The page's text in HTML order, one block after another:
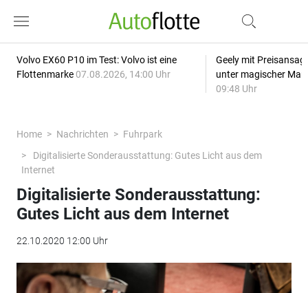
Volvo EX60 P10 im Test: Volvo ist eine
Flottenmarke 07.08.2026, 14:00 Uhr
Geely mit
unter magischer
09:48 Uhr
Home Nachrichten
Fuhrpark
Digitalisierte Sonderausstattung: Gutes Licht aus dem
Internet
Digitalisierte Sonderausstattung:
Gutes Licht aus dem Internet
22.10.2020 12:00 Uhr